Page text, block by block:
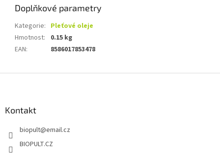
Doplňkové parametry
Kategorie: Pleťové oleje
Hmotnost:
0.15 kg
EAN: 8586017853478
Kontakt
biopult@email.cz
BIOPULT.CZ